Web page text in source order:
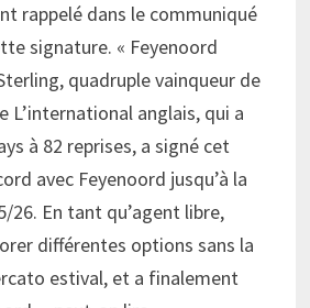
rappelé dans le communiqué
signature. « Feyenoord
quadruple vainqueur de
L’international anglais, qui a
à 82 reprises, a signé cet
avec Feyenoord jusqu’à la
26. En tant qu’agent libre,
différentes options sans la
estival, et a finalement